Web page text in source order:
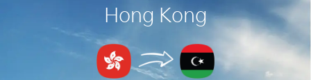
Hong Kong